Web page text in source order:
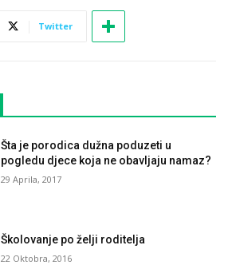
Twitter
Šta je porodica dužna poduzeti u
pogledu djece koja ne obavljaju namaz?
29 Aprila, 2017
Školovanje po želji roditelja
22 Oktobra, 2016